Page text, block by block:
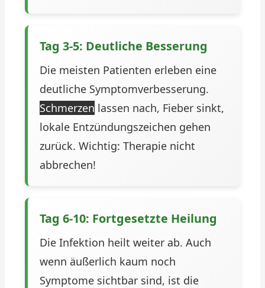
Tag 3-5: Deutliche Besserung
Die meisten Patienten erleben eine
deutliche Symptomverbesserung.
Schmerzen lassen nach, Fieber sinkt,
lokale Entzündungszeichen gehen
zurück. Wichtig: Therapie nicht
abbrechen!
Tag 6-10: Fortgesetzte Heilung
Die Infektion heilt weiter ab. Auch
wenn äußerlich kaum noch
Symptome sichtbar sind, ist die